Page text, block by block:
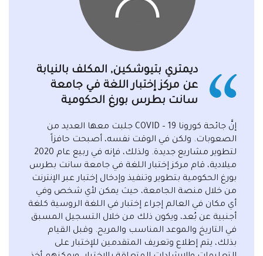
وأثناء الدراسة في الجامعة، يتمتع الطلاب بفرص إضافية
لإكمال التدريب في الشركات الكبرى التي تتعاون مع
إنَّ شهادة الإختبار باللغة الروسية كلغة أجنبية هي
مطلوبة من قبل أرباب العمل، ومقدم الطلب للوظيفة
الشاغرة لديه ميزة تنافسية إذا كان يوجدُ في محفظته
شهادة تؤكد مستوى إتقانه للتحدث باللغة الروسية.
وبالإضافة إلى ذلك، فإنه في بعض البلدان، يُعدُ وجود
الشهادات ما يُؤكد من كفاءته وإتقانه للتحدث باللغات
الأجنبية وهو شرطا أساسي للإرتقاء بالتسلسل الوظيفي
أو زيادة في الأجور.